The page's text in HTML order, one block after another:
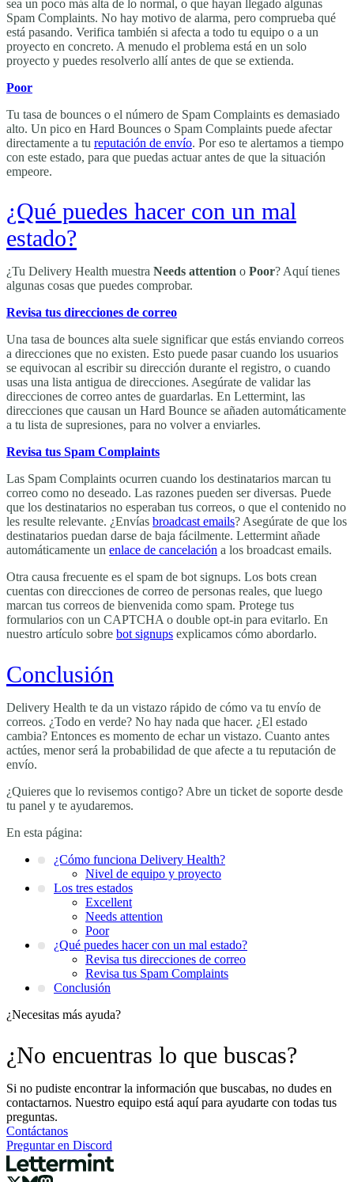
sea un poco más alta de lo normal, o que hayan llegado algunas
Spam Complaints. No hay motivo de alarma, pero comprueba qué
está pasando. Verifica también si afecta a todo tu equipo o a un
proyecto en concreto. A menudo el problema está en un solo
proyecto y puedes resolverlo allí antes de que se extienda.
Poor
Tu tasa de bounces o el número de Spam Complaints es demasiado
alto. Un pico en Hard Bounces o Spam Complaints puede afectar
directamente a tu reputación de envío. Por eso te alertamos a tiempo
con este estado, para que puedas actuar antes de que la situación
empeore.
¿Qué puedes hacer con un mal
estado?
¿Tu Delivery Health muestra Needs attention o Poor? Aquí tienes
algunas cosas que puedes comprobar.
Revisa tus direcciones de correo
Una tasa de bounces alta suele significar que estás enviando correos
a direcciones que no existen. Esto puede pasar cuando los usuarios
se equivocan al escribir su dirección durante el registro, o cuando
usas una lista antigua de direcciones. Asegúrate de validar las
direcciones de correo antes de guardarlas. En Lettermint, las
direcciones que causan un Hard Bounce se añaden automáticamente
a tu lista de supresiones, para no volver a enviarles.
Revisa tus Spam Complaints
Las Spam Complaints ocurren cuando los destinatarios marcan tu
correo como no deseado. Las razones pueden ser diversas. Puede
que los destinatarios no esperaban tus correos, o que el contenido no
les resulte relevante. ¿Envías broadcast emails? Asegúrate de que los
destinatarios puedan darse de baja fácilmente. Lettermint añade
automáticamente un enlace de cancelación a los broadcast emails.
Otra causa frecuente es el spam de bot signups. Los bots crean
cuentas con direcciones de correo de personas reales, que luego
marcan tus correos de bienvenida como spam. Protege tus
formularios con un CAPTCHA o double opt-in para evitarlo. En
nuestro artículo sobre bot signups explicamos cómo abordarlo.
Conclusión
Delivery Health te da un vistazo rápido de cómo va tu envío de
correos. ¿Todo en verde? No hay nada que hacer. ¿El estado
cambia? Entonces es momento de echar un vistazo. Cuanto antes
actúes, menor será la probabilidad de que afecte a tu reputación de
envío.
¿Quieres que lo revisemos contigo? Abre un ticket de soporte desde
tu panel y te ayudaremos.
En esta página:
¿Cómo funciona Delivery Health?
Nivel de equipo y proyecto
Los tres estados
Excellent
Needs attention
Poor
¿Qué puedes hacer con un mal estado?
Revisa tus direcciones de correo
Revisa tus Spam Complaints
Conclusión
¿Necesitas más ayuda?
¿No encuentras lo que buscas?
Si no pudiste encontrar la información que buscabas, no dudes en
contactarnos. Nuestro equipo está aquí para ayudarte con todas tus
preguntas.
Contáctanos
Preguntar en Discord